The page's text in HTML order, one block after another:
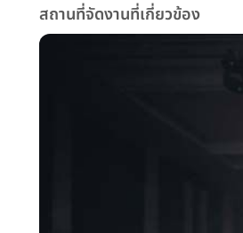
สถานที่จัดงานที่เกี่ยวข้อง